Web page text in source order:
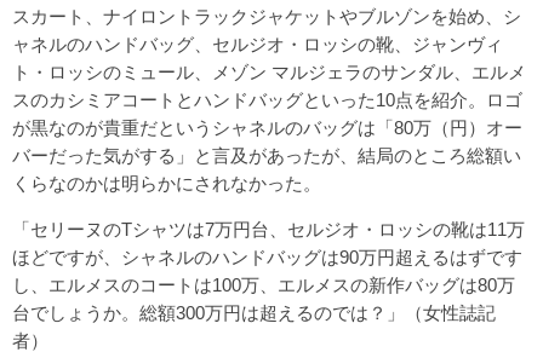
スカート、ナイロントラックジャケットやブルゾンを始め、シ
ャネルのハンドバッグ、セルジオ・ロッシの靴、ジャンヴィ
ト・ロッシのミュール、メゾン マルジェラのサンダル、エルメ
スのカシミアコートとハンドバッグといった10点を紹介。ロゴ
が黒なのが貴重だというシャネルのバッグは「80万（円）オー
バーだった気がする」と言及があったが、結局のところ総額い
くらなのかは明らかにされなかった。
「セリーヌのTシャツは7万円台、セルジオ・ロッシの靴は11万
ほどですが、シャネルのハンドバッグは90万円超えるはずです
し、エルメスのコートは100万、エルメスの新作バッグは80万
台でしょうか。総額300万円は超えるのでは？」（女性誌記
者）